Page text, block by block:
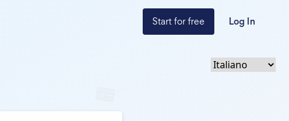
Start for free Log In